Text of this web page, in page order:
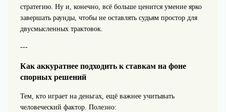
стратегию. Ну и, конечно, всё больше ценится умение ярко
завершать раунды, чтобы не оставлять судьям простор для
двусмысленных трактовок.
---
Как аккуратнее подходить к ставкам на фоне
спорных решений
Тем, кто играет на деньгах, ещё важнее учитывать
человеческий фактор. Полезно: